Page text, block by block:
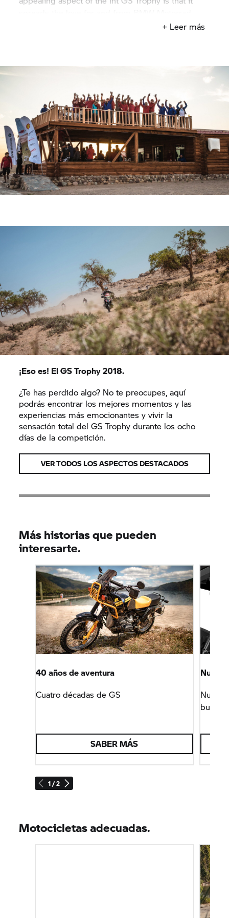
Para mí, el espíritu del GS es sinónimo de+ Leer más
¡Eso es! ElGS Trophy2018.
¿Te has perdido algo? No te preocupes, aquí
podrás encontrar los mejores momentos y las
experiencias más emocionantes y vivir la
sensación total delGS Trophy durante los ocho
días de la competición.
VER TODOS LOS ASPECTOS DESTACADOS
Más historias que pueden
interesarte.
1 / 2
40 años de aventura
Cuatro décadas de GS
SABER MÁS
Nunca
buena
Motocicletas adecuadas.